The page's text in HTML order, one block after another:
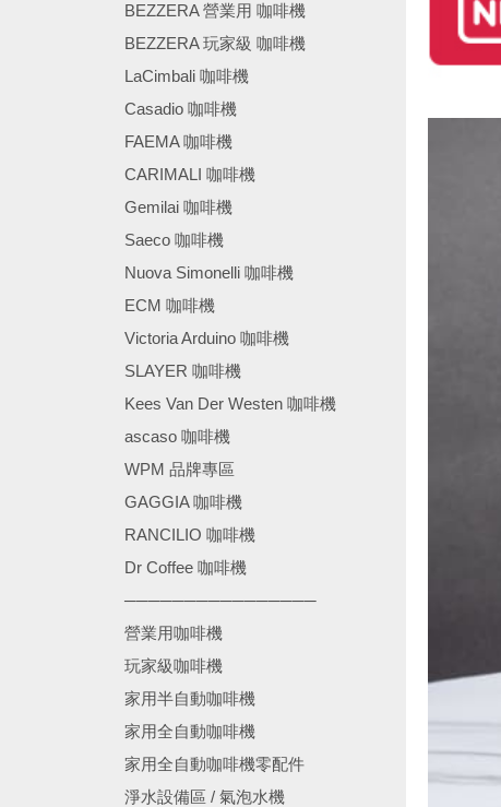
BEZZERA 營業用 咖啡機
BEZZERA 玩家級 咖啡機
LaCimbali 咖啡機
Casadio 咖啡機
FAEMA 咖啡機
CARIMALI 咖啡機
Gemilai 咖啡機
Saeco 咖啡機
Nuova Simonelli 咖啡機
ECM 咖啡機
Victoria Arduino 咖啡機
SLAYER 咖啡機
Kees Van Der Westen 咖啡機
ascaso 咖啡機
WPM 品牌專區
GAGGIA 咖啡機
RANCILIO 咖啡機
Dr Coffee 咖啡機
────────────────
營業用咖啡機
玩家級咖啡機
家用半自動咖啡機
家用全自動咖啡機
家用全自動咖啡機零配件
淨水設備區 / 氣泡水機